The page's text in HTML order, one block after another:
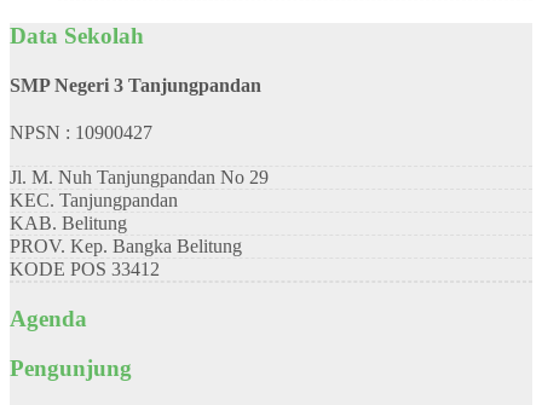
Data Sekolah
SMP Negeri 3 Tanjungpandan
NPSN : 10900427
Jl. M. Nuh Tanjungpandan No 29
KEC. Tanjungpandan
KAB. Belitung
PROV. Kep. Bangka Belitung
KODE POS 33412
Agenda
Pengunjung